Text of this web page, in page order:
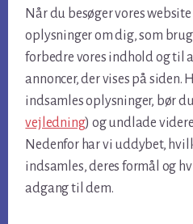
Når du besøger vores
oplysninger om dig, som
forbedre vores indhold og til
annoncer, der vises på siden.
indsamles oplysninger, bør
vejledning) og undlade
Nedenfor har vi uddybet,
indsamles, deres formål og
adgang til dem.